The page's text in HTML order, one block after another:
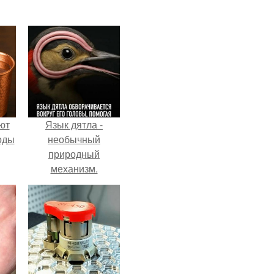
Язык дятла -
необычный
природный
механизм.